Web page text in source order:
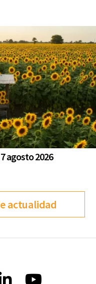
agosto 2026
actualidad